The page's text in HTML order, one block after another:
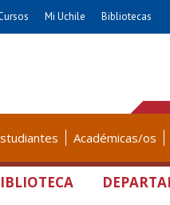
Mi Uchile Bibliotecas
Académicas/os